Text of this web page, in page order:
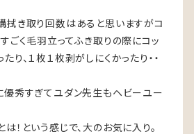
拭き取り回数はあると思いますがコ
ごく毛羽立ってふき取りの際にコッ
り、１枚１枚剥がしにくかったり・・
優秀すぎてユダン先生もヘビーユー
！という感じで、大のお気に入り。